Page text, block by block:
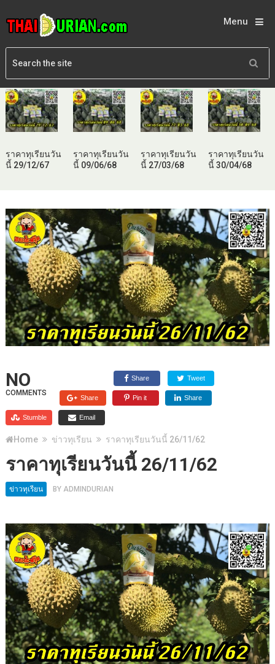
Menu
ราคาทุเรียนวัน
นี้ 29/12/67
ราคาทุเรียนวัน
นี้ 09/06/68
ราคาทุเรียนวัน
นี้ 27/03/68
ราคาทุเรียนวัน
นี้ 30/04/68
NO
COMMENTS
Share Tweet
Share Pin it Share
Stumble Email
Home ข่าวทุเรียน ราคาทุเรียนวันนี้ 26/11/62
ราคาทุเรียนวันนี้ 26/11/62
ข่าวทุเรียน BY ADMINDURIAN